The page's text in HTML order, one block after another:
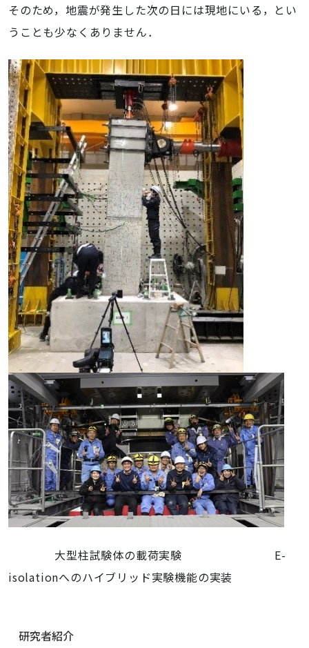
そのため，地震が発生した次の日には現地にいる，とい
うことも少なくありません．
大型柱試験体の載荷実験 E-
isolationへのハイブリッド実験機能の実装
研究者紹介